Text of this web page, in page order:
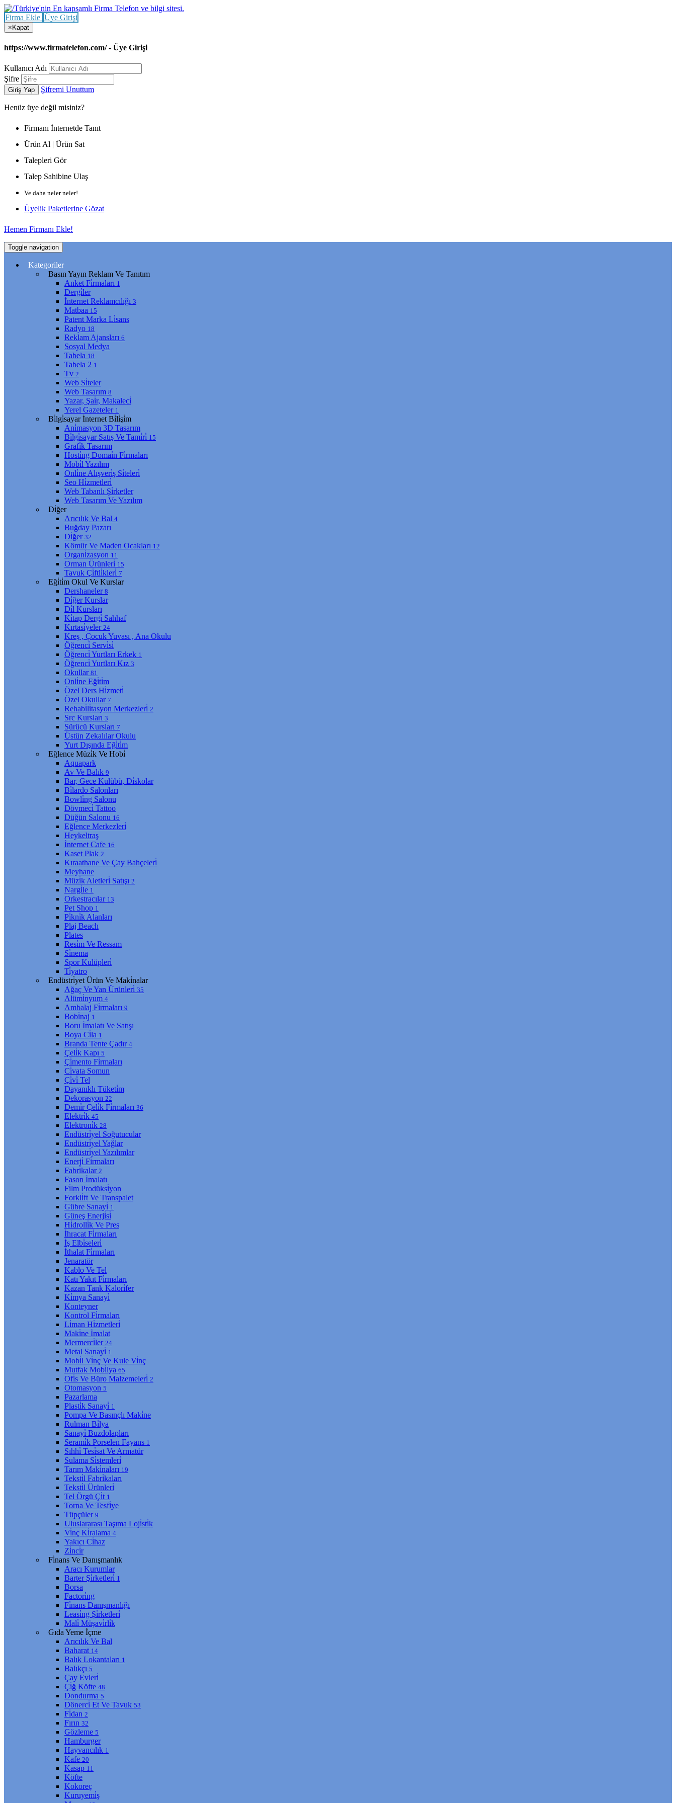
Firma Ekle Üye Girişi
× Kapat
https://www.firmatelefon.com/ - Üye Girişi
Kullanıcı Adı
Şifre
Giriş Yap Şifremi Unuttum
Henüz üye değil misiniz?
Firmanı İnternetde Tanıt
Ürün Al | Ürün Sat
Talepleri Gör
Talep Sahibine Ulaş
Ve daha neler neler!
Üyelik Paketlerine Gözat
Hemen Firmanı Ekle!
Toggle navigation
Kategoriler
Basın Yayın Reklam Ve Tanıtım
Anket Fi̇rmaları 1
Dergi̇ler
İnternet Reklamcılığı 3
Matbaa 15
Patent Marka Li̇sans
Radyo 18
Reklam Ajansları 6
Sosyal Medya
Tabela 18
Tabela 2 1
Tv 2
Web Si̇teler
Web Tasarım 8
Yazar, Şai̇r, Makaleci̇
Yerel Gazeteler 1
Bi̇lgi̇sayar İnternet Bi̇li̇şi̇m
Ani̇masyon 3D Tasarım
Bi̇lgi̇sayar Satış Ve Tami̇ri̇ 15
Grafi̇k Tasarım
Hosti̇ng Domai̇n Fi̇rmaları
Mobi̇l Yazılım
Onli̇ne Alışveri̇ş Si̇teleri̇
Seo Hi̇zmetleri̇
Web Tabanlı Şi̇rketler
Web Tasarım Ve Yazılım
Di̇ğer
Arıcılık Ve Bal 4
Buğday Pazarı
Di̇ğer 32
Kömür Ve Maden Ocakları 12
Organi̇zasyon 11
Orman Ürünleri̇ 15
Tavuk Çi̇ftli̇kleri̇ 7
Eği̇ti̇m Okul Ve Kurslar
Dershaneler 8
Di̇ğer Kurslar
Di̇l Kursları
Ki̇tap Dergi̇ Sahhaf
Kırtasi̇yeler 24
Kreş , Çocuk Yuvası , Ana Okulu
Öğrenci̇ Servi̇si̇
Öğrenci̇ Yurtları Erkek 1
Öğrenci̇ Yurtları Kız 3
Okullar 81
Onli̇ne Eği̇ti̇m
Özel Ders Hi̇zmeti̇
Özel Okullar 7
Rehabi̇li̇tasyon Merkezleri̇ 2
Src Kursları 3
Sürücü Kursları 7
Üstün Zekalılar Okulu
Yurt Dışında Eği̇ti̇m
Eğlence Müzi̇k Ve Hobi̇
Aquapark
Av Ve Balık 9
Bar, Gece Kulübü, Di̇skolar
Bi̇lardo Salonları
Bowli̇ng Salonu
Dövmeci̇ Tattoo
Düğün Salonu 16
Eğlence Merkezleri̇
Heykeltraş
İnternet Cafe 16
Kaset Plak 2
Kıraathane Ve Çay Bahçeleri̇
Meyhane
Müzi̇k Aletleri̇ Satışı 2
Nargi̇le 1
Orkestracılar 13
Pet Shop 1
Pi̇kni̇k Alanları
Plaj Beach
Plates
Resi̇m Ve Ressam
Si̇nema
Spor Kulüpleri̇
Ti̇yatro
Endüstri̇yet Ürün Ve Maki̇nalar
Ağaç Ve Yan Ürünleri̇ 35
Alümi̇nyum 4
Ambalaj Fi̇rmaları 9
Bobi̇naj 1
Boru İmalatı Ve Satışı
Boya Ci̇la 1
Branda Tente Çadır 4
Çeli̇k Kapı 5
Çi̇mento Fi̇rmaları
Ci̇vata Somun
Çi̇vi̇ Tel
Dayanıklı Tüketi̇m
Dekorasyon 22
Demi̇r Çeli̇k Fi̇rmaları 36
Elektri̇k 45
Elektroni̇k 28
Endüstri̇yel Soğutucular
Endüstri̇yel Yağlar
Endüstri̇yel Yazılımlar
Enerji̇ Fi̇rmaları
Fabri̇kalar 2
Fason İmalatı
Fi̇lm Prodüksi̇yon
Forkli̇ft Ve Transpalet
Gübre Sanayi̇ 1
Güneş Enerji̇si̇
Hi̇drolli̇k Ve Pres
İhracat Fi̇rmaları
İş Elbi̇seleri̇
İthalat Fi̇rmaları
Jenaratör
Kablo Ve Tel
Katı Yakıt Fi̇rmaları
Kazan Tank Kalori̇fer
Ki̇mya Sanayi̇
Konteyner
Kontrol Fi̇rmaları
Li̇man Hi̇zmetleri̇
Maki̇ne İmalat
Mermerci̇ler 24
Metal Sanayi̇ 1
Mobi̇l Vi̇nç Ve Kule Vi̇nç
Mutfak Mobi̇lya 65
Ofi̇s Ve Büro Malzemeleri̇ 2
Otomasyon 5
Pazarlama
Plasti̇k Sanayi̇ 1
Pompa Ve Basınçlı Maki̇ne
Rulman Bi̇lya
Sanayi̇ Buzdolapları
Serami̇k Porselen Fayans 1
Sıhhi̇ Tesi̇sat Ve Armatür
Sulama Si̇stemleri̇
Tarım Maki̇naları 19
Teksti̇l Fabri̇kaları
Teksti̇l Ürünleri̇
Tel Örgü Çi̇t 1
Torna Ve Tesfi̇ye
Tüpçüler 9
Uluslararası Taşıma Loji̇sti̇k
Vi̇nç Ki̇ralama 4
Yakıcı Ci̇haz
Zi̇nci̇r
Fi̇nans Ve Danışmanlık
Aracı Kurumlar
Barter Şi̇rketleri̇ 1
Borsa
Factori̇ng
Fi̇nans Danışmanlığı
Leasi̇ng Şi̇rketleri̇
Mali̇ Müşavi̇rli̇k
Gıda Yeme İçme
Arıcılık Ve Bal
Baharat 14
Balık Lokantaları 1
Balıkçı 5
Çay Evleri̇
Çi̇ğ Köfte 48
Dondurma 5
Dönerci̇ Et Ve Tavuk 53
Fi̇dan 2
Fırın 32
Gözleme 5
Hamburger
Hayvancılık 1
Kafe 20
Kasap 11
Köfte
Kokoreç
Kuruyemi̇ş